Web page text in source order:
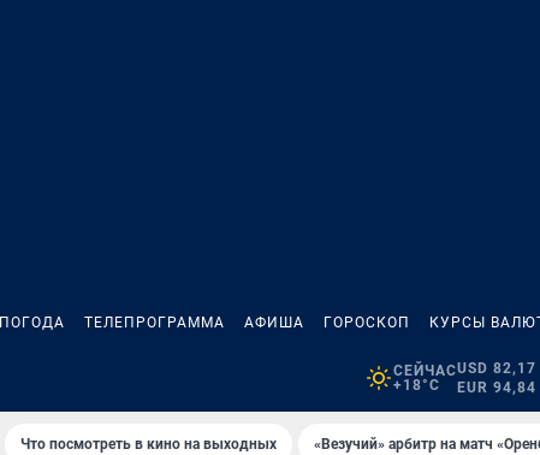
ПОГОДА ТЕЛЕПРОГРАММА АФИША ГОРОСКОП КУРСЫ
СЕЙЧАС
+18°C
USD 82,17
EUR 94,84
Что посмотреть в кино на выходных «Везучий» арбитр на матч